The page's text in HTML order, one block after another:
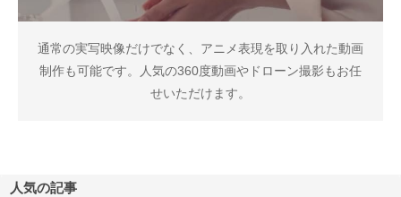
通常の実写映像だけでなく、アニメ表現を取り入れた動画
制作も可能です。人気の360度動画やドローン撮影もお任
せいただけます。
人気の記事